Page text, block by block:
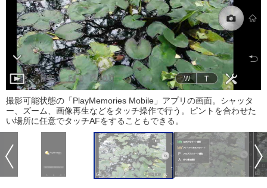
撮影可能状態の「PlayMemories Mobile」アプリの画面。シャッタ
ー、ズーム、画像再生などをタッチ操作で行う。ピントを合わせた
い場所に任意でタッチAFをすることもできる。